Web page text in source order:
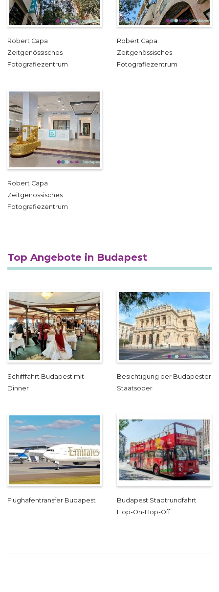
Robert Capa
Zeitgenössisches
Fotografiezentrum
Robert Capa
Zeitgenössisches
Fotografiezentrum
Robert Capa
Zeitgenössisches
Fotografiezentrum
Top Angebote in Budapest
Schifffahrt Budapest mit
Dinner
Besichtigung der Budapester
Staatsoper
Flughafentransfer Budapest
Budapest Stadtrundfahrt
Hop-On-Hop-Off